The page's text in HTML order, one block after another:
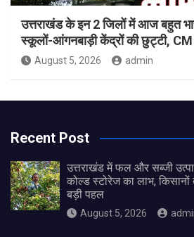
उत्तराखंड के इन 2 जिलों में आज बहुत
स्कूलों-आंगनबाड़ी केंद्रों की छुट्टी,
August 5, 2026 admin
Recent Post
उत्तराखंड में फल और सब्जी
कोल्ड स्टोरेज का लाभ,
बड़ी पहल
August 5, 2026